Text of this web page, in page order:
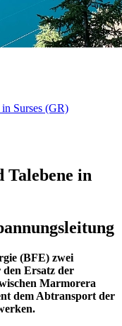
Surses (GR)
Talebene in
(BFE) zwei
Ersatz der
Marmorera
dem Abtransport der